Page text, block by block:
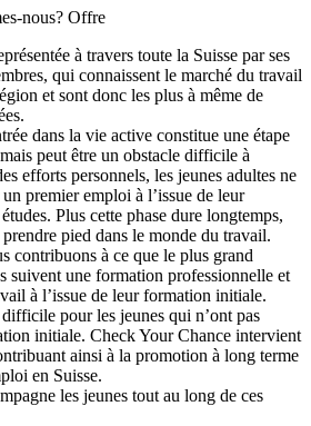
nous? Offre
à travers toute la Suisse par ses
qui connaissent le marché du travail
et sont donc les plus à même de
dans la vie active constitue une étape
peut être un obstacle difficile à
efforts personnels, les jeunes adultes ne
premier emploi à l’issue de leur
Plus cette phase dure longtemps,
pied dans le monde du travail.
contribuons à ce que le plus grand
suivent une formation professionnelle et
à l’issue de leur formation initiale.
pour les jeunes qui n’ont pas
initiale. Check Your Chance intervient
ainsi à la promotion à long terme
en Suisse.
les jeunes tout au long de ces